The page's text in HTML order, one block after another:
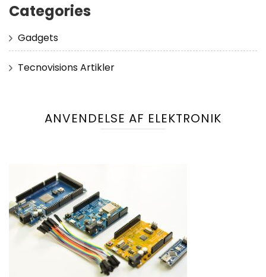
Categories
Gadgets
Tecnovisions Artikler
ANVENDELSE AF ELEKTRONIK